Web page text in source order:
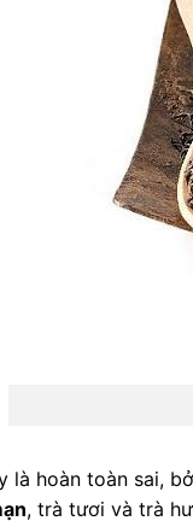
là hoàn toàn sai,
, trà tươi và trà